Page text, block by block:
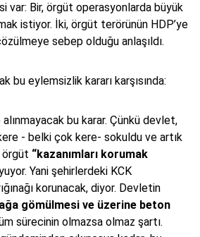
var: Bir, örgüt operasyonlarda büyük
istiyor. İki, örgüt terörünün HDP’ye
sebep olduğu anlaşıldı.
bu eylemsizlik kararı karşısında:
bu karar. Çünkü devlet,
- belki çok kere- sokuldu ve artık
örgüt “kazanımları korumak
Yani şehirlerdeki KCK
korunacak, diyor. Devletin
gömülmesi ve üzerine beton
sürecinin olmazsa olmaz şartı.